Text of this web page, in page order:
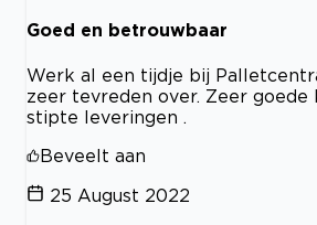
Goed en betrouwbaar
Werk al een tijdje bij
zeer tevreden over. Zeer
stipte leveringen .
Beveelt aan
25 August 2022